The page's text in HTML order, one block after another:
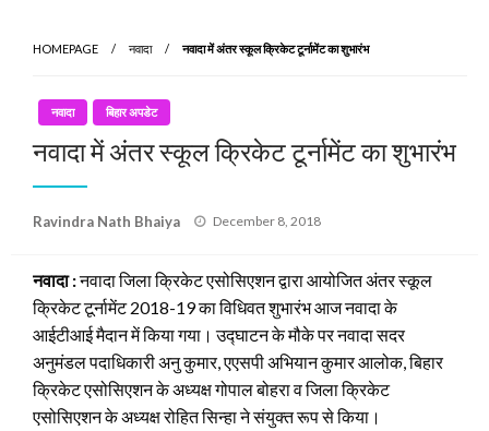
HOMEPAGE नवादा नवादा में अंतर स्कूल क्रिकेट टूर्नामेंट का शुभारंभ
नवादा बिहार अपडेट
नवादा में अंतर स्कूल क्रिकेट टूर्नामेंट का शुभारंभ
Ravindra Nath Bhaiya
Posted
December 8, 2018
नवादा :नवादा जिला क्रिकेट एसोसिएशन द्वारा आयोजित अंतर स्कूल
क्रिकेट टूर्नामेंट 2018-19 का विधिवत शुभारंभ आज नवादा के
आईटीआई मैदान में किया गया। उद्घाटन के मौके पर नवादा सदर
अनुमंडल पदाधिकारी अनु कुमार, एएसपी अभियान कुमार आलोक, बिहार
क्रिकेट एसोसिएशन के अध्यक्ष गोपाल बोहरा व जिला क्रिकेट
एसोसिएशन के अध्यक्ष रोहित सिन्हा ने संयुक्त रूप से किया।